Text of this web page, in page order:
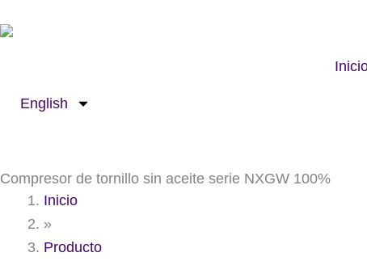
al
English
Compresor de tornillo sin aceite serie NXGW 100%
Inicio
»
Producto